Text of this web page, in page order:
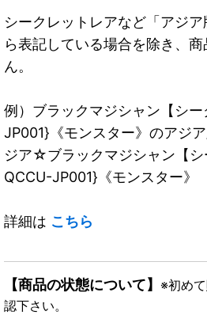
シークレットレアなど「アジ
ら表記している場合を除き、
ん。
例）ブラックマジシャン【シ
JP001}《モンスター》のアジ
ジア☆ブラックマジシャン【
QCCU-JP001}《モンスター》
詳細は こちら
【商品の状態について】 ※初め
認下さい。